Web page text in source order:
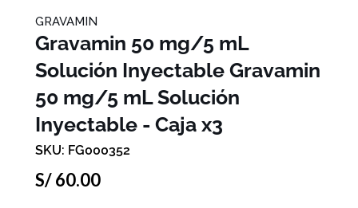
GRAVAMIN
Gravamin 50 mg/5 mL
Solución Inyectable Gravamin
50 mg/5 mL Solución
Inyectable - Caja x3
FG000352
S/60.00